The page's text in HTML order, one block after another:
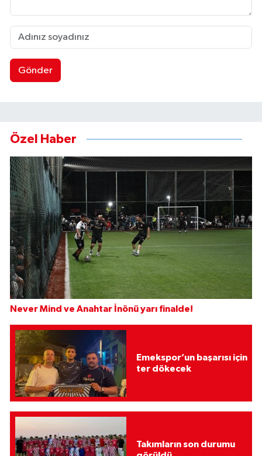
Gönder
Özel Haber
Never Mind ve Anahtar İnönü yarı finalde!
Emekspor’un başarısı için
ter dökecek
Takımların son durumu